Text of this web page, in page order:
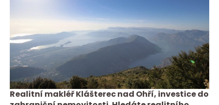
Realitní makléř Klášterec nad Ohří, investice do